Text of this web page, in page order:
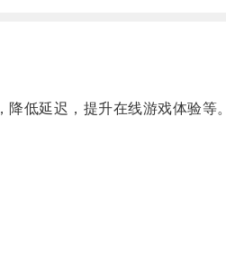
低延迟，提升在线游戏体验等。